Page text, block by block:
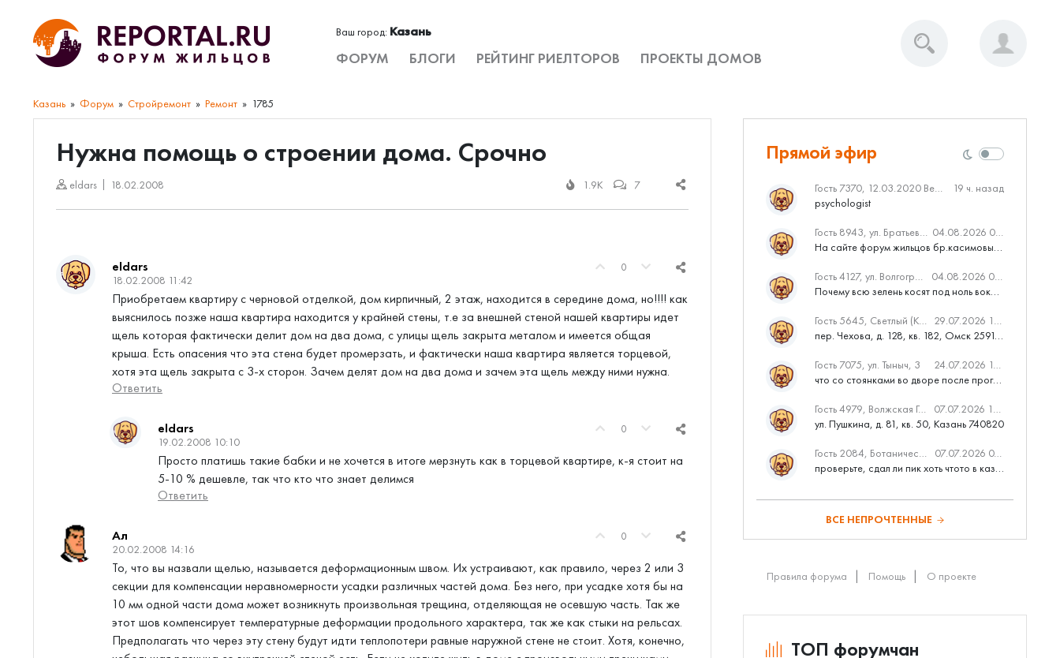
Ваш город: Казань
ФОРУМ БЛОГИ РЕЙТИНГ РИЕЛТОРОВ ПРОЕКТЫ ДОМОВ
Казань Форум Стройремонт Ремонт 1785
Нужна помощь о строении дома. Срочно
eldars 18.02.2008 1.9K 7
0
eldars
18.02.2008 11:42
Приобретаем квартиру с черновой отделкой, дом кирпичный, 2 этаж, находится в середине дома, но!!!! как
выяснилось позже наша квартира находится у крайней стены, т.е за внешней стеной нашей квартиры идет
щель которая фактически делит дом на два дома, с улицы щель закрыта металом и имеется общая
крыша. Есть опасения что эта стена будет промерзать, и фактически наша квартира является торцевой,
хотя эта щель закрыта с 3-х сторон. Зачем делят дом на два дома и зачем эта щель между ними нужна.
Ответить
0
eldars
19.02.2008 10:10
Просто платишь такие бабки и не хочется в итоге мерзнуть как в торцевой квартире, к-я стоит на
5-10 % дешевле, так что кто что знает делимся
Ответить
0
Ал
20.02.2008 14:16
То, что вы назвали щелью, называется деформационным швом. Их устраивают, как правило, через 2 или 3
секции для компенсации неравномерности усадки различных частей дома. Без него, при усадке хотя бы на
10 мм одной части дома может возникнуть произвольная трещина, отделяющая не осевшую часть. Так же
этот шов компенсирует температурные деформации продольного характера, так же как стыки на рельсах.
Предполагать что через эту стену будут идти теплопотери равные наружной стене не стоит. Хотя, конечно,
Прямой эфир
Гость 7370, 12.03.2020 Вебинар от Нмаркет.ПРО: «Актуальное об ипотеке: что нужно знать»
19 ч. назад
psychologist
Гость 8943, ул. Братьев Касимовых, 62 04.08.2026 08:34
На сайте форум жильцов бр.касимовых 62у дома растут красивые...
Гость 4127, ул. Волгоградская, 41 04.08.2026 04:46
Почему всю зелень косят под ноль вокруг дома,в полисадниках....
Гость 5645, Светлый (Куюки) 29.07.2026 10:31
пер. Чехова, д. 128, кв. 182, Омск 259145
Гость 7075, ул. Тыныч, 3 24.07.2026 14:01
что со стоянками во дворе после программы наш двор
Гость 4979, Волжская Гавань
07.07.2026 10:53
ул. Пушкина, д. 81, кв. 50, Казань 740820
Гость 2084, Ботаническая 3 (ПИК, бизнес-класс) 07.07.2026 07:28
проверьте, сдал ли пик хоть чтото в казани вовремя?
ВСЕ НЕПРОЧТЕННЫЕ
Правила форума Помощь О проекте
ТОП форумчан